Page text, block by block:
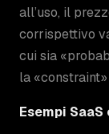
all’uso, il
corrispettivo
cui sia
la
Esempi